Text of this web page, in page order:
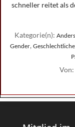
schneller reitet als
Kategorie(n):
Gender,
Von: